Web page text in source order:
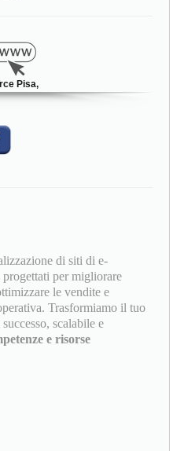
Pisa,
di siti di e-
progettati per migliorare
le vendite e
Trasformiamo il tuo
scalabile e
e risorse